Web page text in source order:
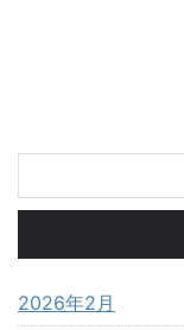
2026年2月